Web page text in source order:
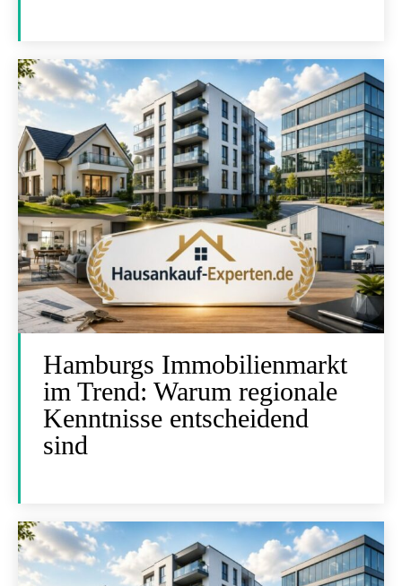
Hamburgs Immobilienmarkt
im Trend: Warum regionale
Kenntnisse entscheidend
sind